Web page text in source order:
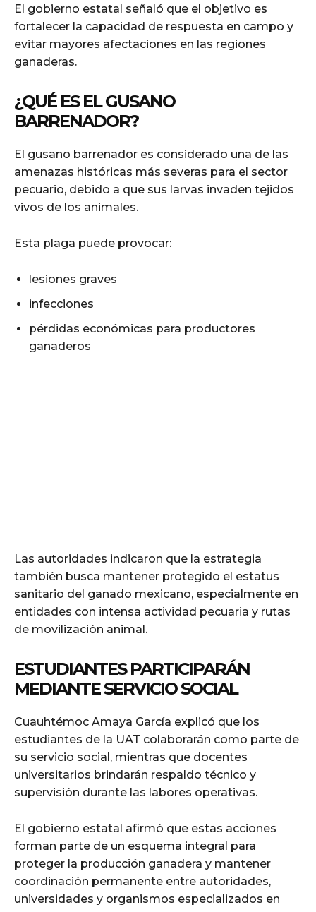
El gobierno estatal señaló que el objetivo es
fortalecer la capacidad de respuesta en campo y
evitar mayores afectaciones en las regiones
ganaderas.
¿QUÉ ES EL GUSANO
BARRENADOR?
El gusano barrenador es considerado una de las
amenazas históricas más severas para el sector
pecuario, debido a que sus larvas invaden tejidos
vivos de los animales.
Esta plaga puede provocar:
lesiones graves
infecciones
pérdidas económicas para productores
ganaderos
Las autoridades indicaron que la estrategia
también busca mantener protegido el estatus
sanitario del ganado mexicano, especialmente en
entidades con intensa actividad pecuaria y rutas
de movilización animal.
ESTUDIANTES PARTICIPARÁN
MEDIANTE SERVICIO SOCIAL
Cuauhtémoc Amaya García explicó que los
estudiantes de la UAT colaborarán como parte de
su servicio social, mientras que docentes
universitarios brindarán respaldo técnico y
supervisión durante las labores operativas.
El gobierno estatal afirmó que estas acciones
forman parte de un esquema integral para
proteger la producción ganadera y mantener
coordinación permanente entre autoridades,
universidades y organismos especializados en